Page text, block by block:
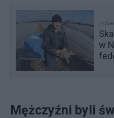
w
Mężczyźni byli